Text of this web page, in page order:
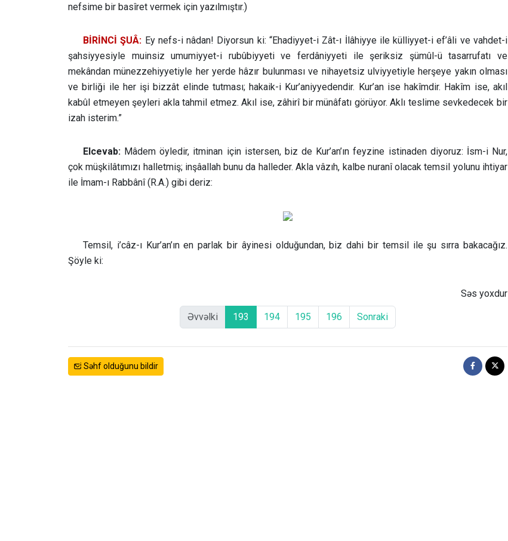
nefsime bir basîret vermek için yazılmıştır.)
BİRİNCİ ŞUÂ: Ey nefs-i nâdan! Diyorsun ki: “Ehadiyyet-i Zât-ı İlâhiyye ile külliyyet-i ef’âli ve vahdet-i
şahsiyyesiyle muinsiz umumiyyet-i rubûbiyyeti ve ferdâniyyeti ile şeriksiz şümûl-ü tasarrufatı ve
mekândan münezzehiyyetiyle her yerde hâzır bulunması ve nihayetsiz ulviyyetiyle herşeye yakın olması
ve birliği ile her işi bizzât elinde tutması; hakaik-i Kur’aniyyedendir. Kur’an ise hakîmdir. Hakîm ise, akıl
kabûl etmeyen şeyleri akla tahmil etmez. Akıl ise, zâhirî bir münâfatı görüyor. Aklı teslime sevkedecek bir
izah isterim.”
Elcevab: Mâdem öyledir, itminan için istersen, biz de Kur’an’ın feyzine istinaden diyoruz: İsm-i Nur,
çok müşkilâtımızı halletmiş; inşâallah bunu da halleder. Akla vâzıh, kalbe nuranî olacak temsil yolunu ihtiyar
ile İmam-ı Rabbânî (R.A.) gibi deriz:
Temsil, i’câz-ı Kur’an’ın en parlak bir âyinesi olduğundan, biz dahi bir temsil ile şu sırra bakacağız.
Şöyle ki:
Səs yoxdur
Əvvəlki 193 194 195 196 Sonraki
Səhf olduğunu bildir